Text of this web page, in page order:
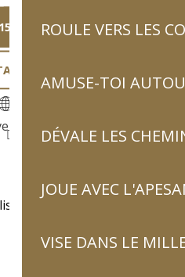
ROULE VERS LES
AMUSE-TOI
DÉVALE LES
JOUE AVEC
VISE DANS LE
89 23▒▒
NOUS